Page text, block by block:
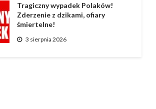
Tragiczny wypadek Polaków!
Zderzenie z dzikami, ofiary
śmiertelne!
3 sierpnia 2026